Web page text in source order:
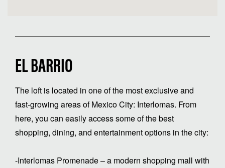
EL BARRIO
The loft is located in one of the most exclusive and
fast-growing areas of Mexico City: Interlomas. From
here, you can easily access some of the best
shopping, dining, and entertainment options in the city:
-Interlomas Promenade – a modern shopping mall with